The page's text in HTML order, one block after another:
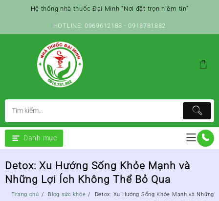
Hệ thống nhà thuốc Đại Minh “Nơi đặt trọn niềm tin”
HOTLINE: 0969612188 - 0918781882
Danh mục
Detox: Xu Hướng Sống Khỏe Mạnh và
Những Lợi Ích Không Thể Bỏ Qua
Trang chủ Blog sức khỏe
Detox: Xu Hướng Sống Khỏe Mạnh và Những